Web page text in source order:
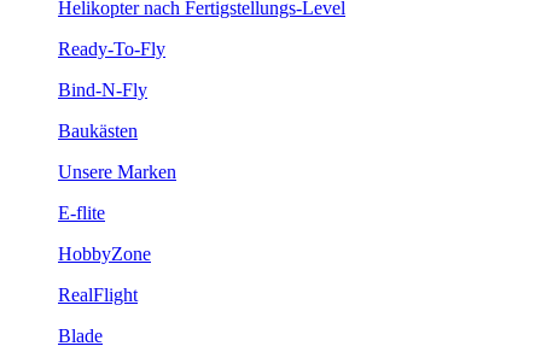
Helikopter nach Fertigstellungs-Level
Ready-To-Fly
Bind-N-Fly
Baukästen
Unsere Marken
E-flite
HobbyZone
RealFlight
Blade